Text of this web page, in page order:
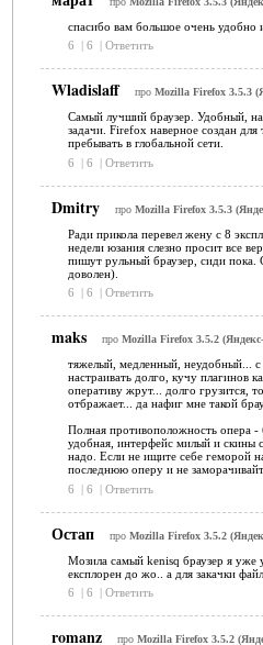
спасибо вам большое очень удобно
6
| 6 | Ответить
Wladislaff про Mozilla Firefox 3.5.3
Самый лучший браузер. Удобный,
задачи. Firefox наверное создан
пребывать в глобальной сети.
6
| 6 | Ответить
Dmitry про Mozilla Firefox 3.5.3
Ради прикола перевел жену с 8
недели юзания слезно просит все
пишут рульный браузер, сиди пока.
доволен).
6
| 6 | Ответить
maks про Mozilla Firefox 3.5.2
тяжелый, медленный, неудобный... с
настраивать долго, кучу плагинов
оперативу жрут... долго грузится,
отбражает... да нафиг мне такой
Полная противоположность опера -
удобная, интерфейс милый и скины
надо. Если не ищите себе геморой
последнюю оперу и не
6
| 6 | Ответить
Остап про Mozilla Firefox 3.5.2
Мозила самый kenisq браузер я уже
експлорен до жо.. а для закачки
6
| 6 | Ответить
romanz про Mozilla Firefox 3.5.2